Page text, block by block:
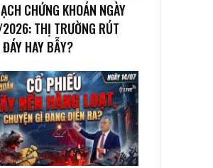
CHỨNG KHOÁN NGÀY
THỊ TRƯỜNG RÚT
HAY BẪY?